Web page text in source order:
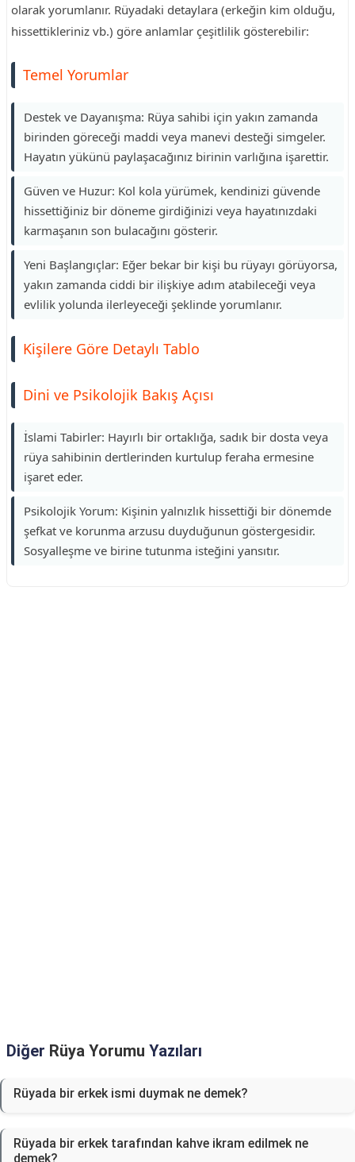
olarak yorumlanır. Rüyadaki detaylara (erkeğin kim olduğu,
hissettikleriniz vb.) göre anlamlar çeşitlilik gösterebilir:
Temel Yorumlar
Destek ve Dayanışma: Rüya sahibi için yakın zamanda
birinden göreceği maddi veya manevi desteği simgeler.
Hayatın yükünü paylaşacağınız birinin varlığına işarettir.
Güven ve Huzur: Kol kola yürümek, kendinizi güvende
hissettiğiniz bir döneme girdiğinizi veya hayatınızdaki
karmaşanın son bulacağını gösterir.
Yeni Başlangıçlar: Eğer bekar bir kişi bu rüyayı görüyorsa,
yakın zamanda ciddi bir ilişkiye adım atabileceği veya
evlilik yolunda ilerleyeceği şeklinde yorumlanır.
Kişilere Göre Detaylı Tablo
Dini ve Psikolojik Bakış Açısı
İslami Tabirler: Hayırlı bir ortaklığa, sadık bir dosta veya
rüya sahibinin dertlerinden kurtulup feraha ermesine
işaret eder.
Psikolojik Yorum: Kişinin yalnızlık hissettiği bir dönemde
şefkat ve korunma arzusu duyduğunun göstergesidir.
Sosyalleşme ve birine tutunma isteğini yansıtır.
Diğer Rüya Yorumu Yazıları
Rüyada bir erkek ismi duymak ne demek?
Rüyada bir erkek tarafından kahve ikram edilmek ne
demek?